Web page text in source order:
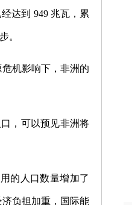
达到 949 兆瓦，累
。
机影响下，非洲的
，可以预见非洲将
的人口数量增加了
负担加重，国际能